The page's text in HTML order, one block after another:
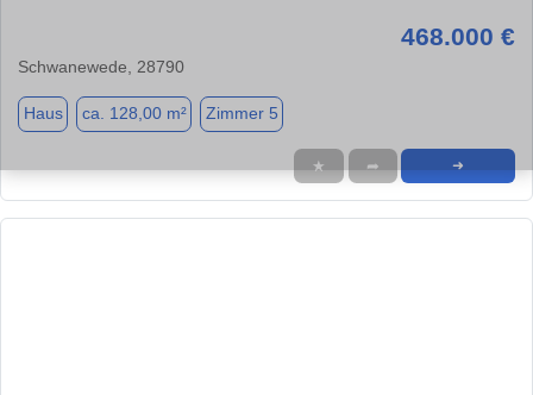
468.000 €
Schwanewede, 28790
Haus ca. 128,00 m² Zimmer 5
★ ➦ ➜